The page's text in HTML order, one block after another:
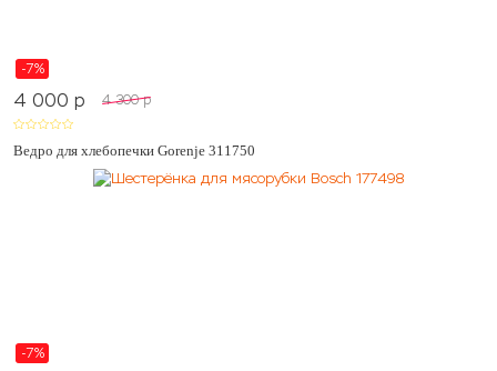
-7%
4 000 p 4 300 p
Ведро для хлебопечки Gorenje 311750
-7%